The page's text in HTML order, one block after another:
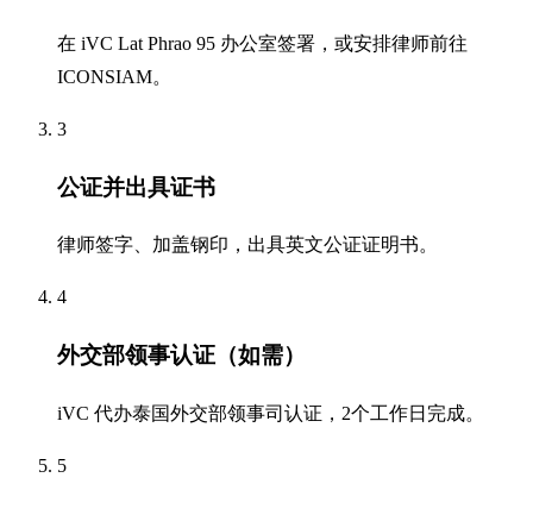
在 iVC Lat Phrao 95 办公室签署，或安排律师前往
ICONSIAM。
3
公证并出具证书
律师签字、加盖钢印，出具英文公证证明书。
4
外交部领事认证（如需）
iVC 代办泰国外交部领事司认证，2个工作日完成。
5